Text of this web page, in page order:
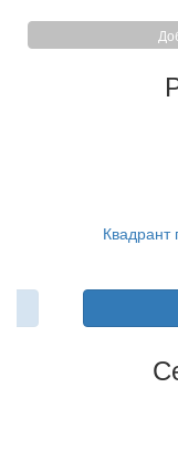
Квадрант